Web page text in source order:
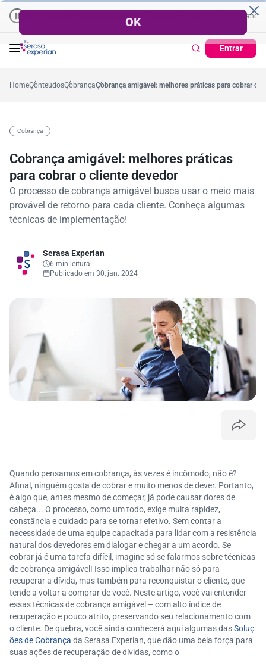
Empresas | Recuperação de Crédito Percentual médio no ano
Entrar
57,2% Cartão de Crédito | Cadastro
HomeConteúdosCobrançaCobrança amigável: melhores práticas para cobrar o
Cobrança
Cobrança amigável: melhores práticas
para cobrar o cliente devedor
O processo de cobrança amigável busca usar o meio mais
provável de retorno para cada cliente. Conheça algumas
técnicas de implementação!
Serasa Experian
6 min leitura
Publicado em 30, jan. 2024
Quando pensamos em cobrança, às vezes é incômodo, não é?
Afinal, ninguém gosta de cobrar e muito menos de dever. Portanto,
é algo que, antes mesmo de começar, já pode causar dores de
cabeça... O processo, como um todo, exige muita rapidez,
constância e cuidado para se tornar efetivo. Sem contar a
necessidade de uma equipe capacitada para lidar com a resistência
natural dos devedores em dialogar e chegar a um acordo. Se
cobrar já é uma tarefa difícil, imagine só se falarmos sobre técnicas
de cobrança amigável! Isso implica trabalhar não só para
recuperar a dívida, mas também para reconquistar o cliente, que
tende a voltar a comprar de você. Neste artigo, você vai entender
essas técnicas de cobrança amigável – com alto índice de
recuperação e pouco atrito, preservando seu relacionamento com
o cliente. De quebra, você ainda conhecerá aqui algumas dasSoluç
ões de Cobrança da Serasa Experian, que dão uma bela força para
suas ações de recuperação de dívidas, como o